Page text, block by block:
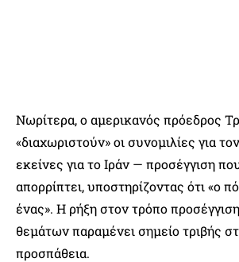
Νωρίτερα, ο αμερικανός πρόεδρος
«διαχωριστούν» οι συνομιλίες για
εκείνες για το Ιράν — προσέγγιση
απορρίπτει, υποστηρίζοντας ότι «ο
ένας». Η ρήξη στον τρόπο
θεμάτων παραμένει σημείο τριβής
προσπάθεια.